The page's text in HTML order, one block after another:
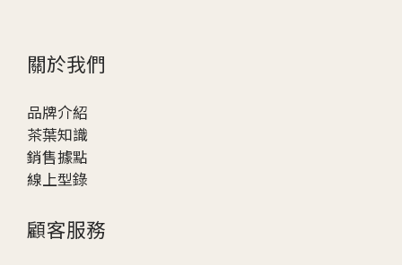
關於我們
品牌介紹
茶葉知識
銷售據點
線上型錄
顧客服務